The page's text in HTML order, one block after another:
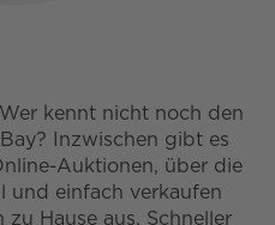
kennt nicht noch den
Inzwischen gibt es
Auktionen, über die
und einfach verkaufen
Hause aus. Schneller